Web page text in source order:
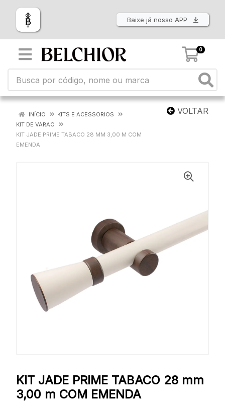
Baixe já nosso APP
0
VOLTAR
INÍCIO
KITS E ACESSORIOS
KIT DE VARAO
KIT JADE PRIME TABACO 28 MM 3,00 M COM
EMENDA
KIT JADE PRIME TABACO 28 mm
3,00 m COM EMENDA